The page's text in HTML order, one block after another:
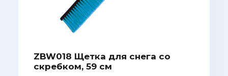
ZBW018 Щетка для снега со
скребком, 59 см